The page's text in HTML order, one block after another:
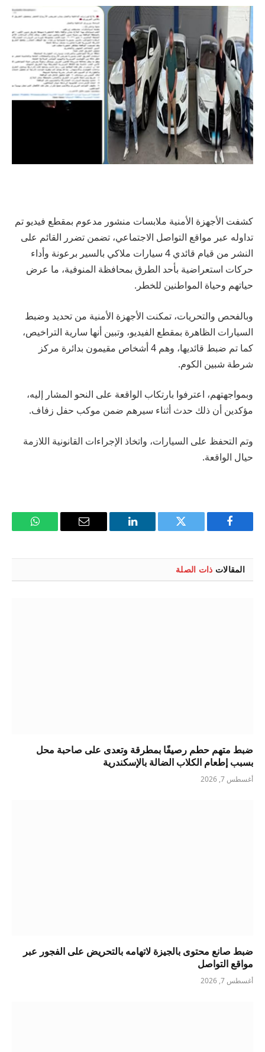
كشفت الأجهزة الأمنية ملابسات منشور مدعوم بمقطع فيديو تم
تداوله عبر مواقع التواصل الاجتماعي، تضمن تضرر القائم على
النشر من قيام قائدي 4 سيارات ملاكي بالسير برعونة وأداء
حركات استعراضية بأحد الطرق بمحافظة المنوفية، ما عرض
حياتهم وحياة المواطنين للخطر.
وبالفحص والتحريات، تمكنت الأجهزة الأمنية من تحديد وضبط
السيارات الظاهرة بمقطع الفيديو، وتبين أنها سارية التراخيص،
كما تم ضبط قائديها، وهم 4 أشخاص مقيمون بدائرة مركز
شرطة شبين الكوم.
وبمواجهتهم، اعترفوا بارتكاب الواقعة على النحو المشار إليه،
مؤكدين أن ذلك حدث أثناء سيرهم ضمن موكب حفل زفاف.
وتم التحفظ على السيارات، واتخاذ الإجراءات القانونية اللازمة
حيال الواقعة.
فيسبوك تويتر لينكدإن
البريد
واتساب
المقالات ذات الصلة
ضبط متهم حطم رصيفًا بمطرقة وتعدى على صاحبة محل
بسبب إطعام الكلاب الضالة بالإسكندرية
أغسطس 7, 2026
ضبط صانع محتوى بالجيزة لاتهامه بالتحريض على الفجور عبر
مواقع التواصل
أغسطس 7, 2026